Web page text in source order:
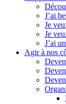
J’ai
Je
Je
J’ai
Agir à nos